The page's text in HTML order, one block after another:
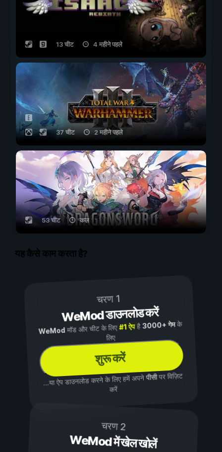
13 चीट 4 महीने पहले
37 चीट 2 महीने पहले
53 चीट कल
यह कैसे काम करता है?
चरण 1
WeMod डाउनलोड करें
WeMod मॉड और चीट के लिए#1 ऐपहै3000+ गेमके
लिए
शुरू करें
...या ऐप डाउनलोड करने के लिए हमें अपनेपीसीपर विज़िट
करें
चरण 2
WeMod में खेल खोलें